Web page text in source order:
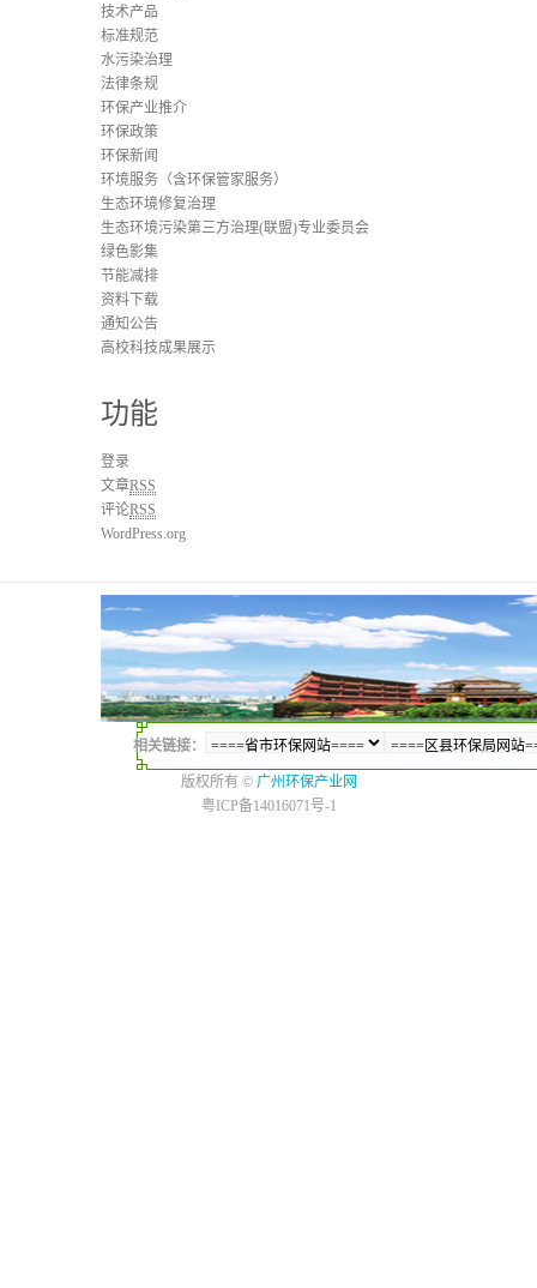
技术产品
标准规范
水污染治理
法律条规
环保产业推介
环保政策
环保新闻
环境服务（含环保管家服务）
生态环境修复治理
生态环境污染第三方治理(联盟)专业委员会
绿色影集
节能减排
资料下载
通知公告
高校科技成果展示
功能
登录
文章RSS
评论RSS
WordPress.org
相关链接：
版权所有 © 广州环保产业网
粤ICP备14016071号-1